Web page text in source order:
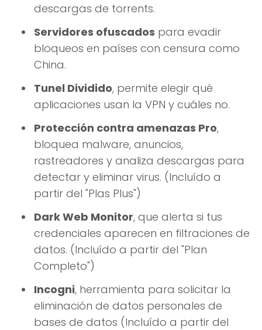
descargas de torrents.
Servidores ofuscados para evadir
bloqueos en países con censura como
China.
Tunel Dividido, permite elegir qué
aplicaciones usan la VPN y cuáles no.
Protección contra amenazas Pro,
bloquea malware, anuncios,
rastreadores y analiza descargas para
detectar y eliminar virus. (Incluído a
partir del "Plas Plus")
Dark Web Monitor, que alerta si tus
credenciales aparecen en filtraciones de
datos. (Incluído a partir del "Plan
Completo")
Incogni, herramienta para solicitar la
eliminación de datos personales de
bases de datos (Incluído a partir del